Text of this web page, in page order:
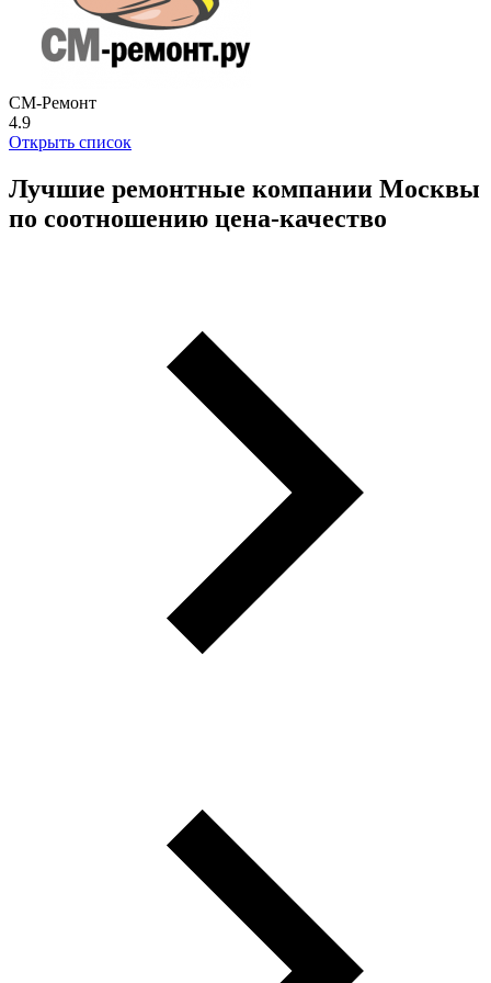
СМ-Ремонт
4.9
Открыть список
Лучшие ремонтные компании Москвы
по соотношению цена-качество